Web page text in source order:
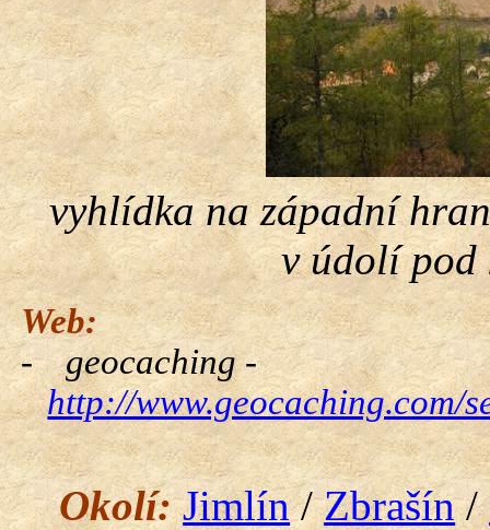
vyhlídka na západní
v údolí pod
Web:
-
geocaching-
http://www.geocaching.com/
Okolí: Jimlín/Zbrašín/